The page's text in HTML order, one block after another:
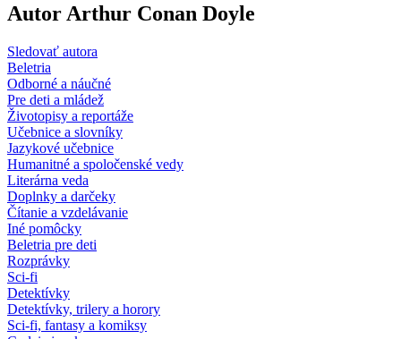
Autor Arthur Conan Doyle
Sledovať autora
Beletria
Odborné a náučné
Pre deti a mládež
Životopisy a reportáže
Učebnice a slovníky
Jazykové učebnice
Humanitné a spoločenské vedy
Literárna veda
Doplnky a darčeky
Čítanie a vzdelávanie
Iné pomôcky
Beletria pre deti
Rozprávky
Sci-fi
Detektívky
Detektívky, trilery a horory
Sci-fi, fantasy a komiksy